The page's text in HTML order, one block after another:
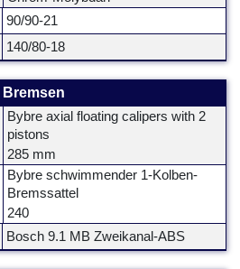
90/90-21
140/80-18
Bremsen
Bybre axial floating calipers with 2
pistons
285 mm
Bybre schwimmender 1-Kolben-
Bremssattel
240
Bosch 9.1 MB Zweikanal-ABS